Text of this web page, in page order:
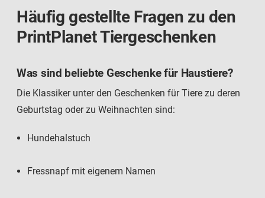
Häufig gestellte Fragen zu den
PrintPlanet Tiergeschenken
Was sind beliebte Geschenke für Haustiere?
Die Klassiker unter den Geschenken für Tiere zu deren
Geburtstag oder zu Weihnachten sind:
Hundehalstuch
Fressnapf mit eigenem Namen